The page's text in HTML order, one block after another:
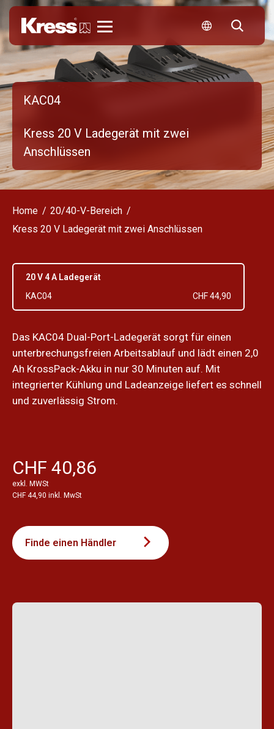
KAC04
Kress 20 V Ladegerät mit zwei
Anschlüssen
Home
20/40-V-Bereich
Kress 20 V Ladegerät mit zwei Anschlüssen
20 V 4 A Ladegerät
KAC04
CHF 44,90
Das KAC04 Dual-Port-Ladegerät sorgt für einen
unterbrechungsfreien Arbeitsablauf und lädt einen 2,0
Ah KrossPack-Akku in nur 30 Minuten auf. Mit
integrierter Kühlung und Ladeanzeige liefert es schnell
und zuverlässig Strom.
CHF 40,86
exkl. MWSt
CHF 44,90 inkl. MwSt
Finde einen Händler